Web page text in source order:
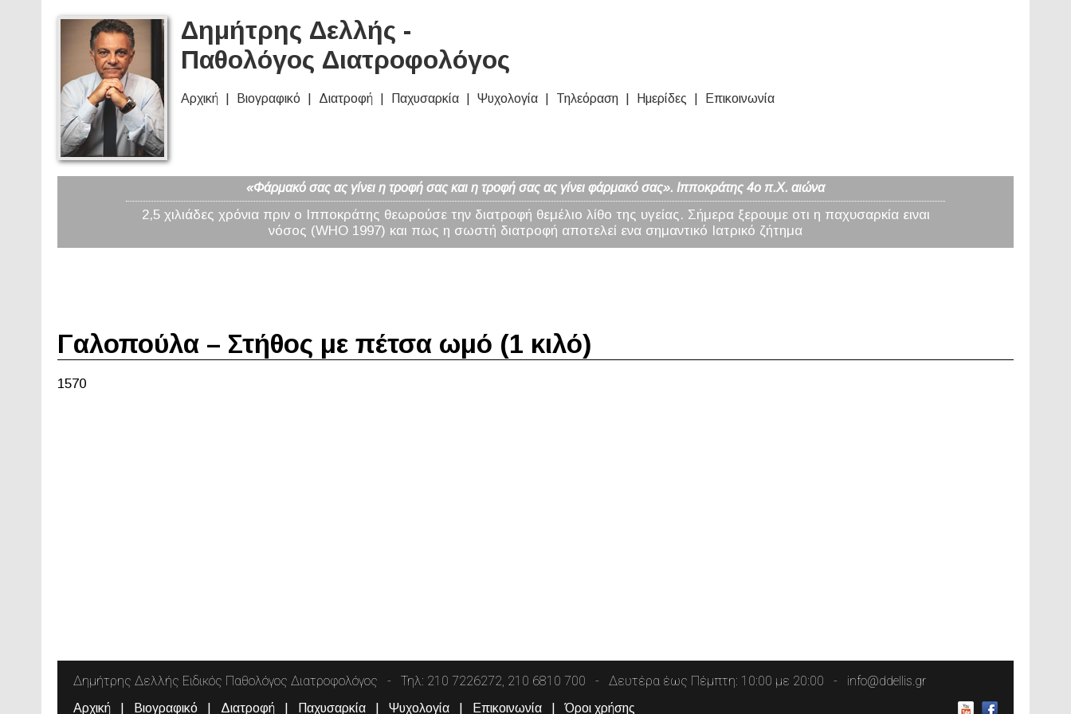
Δημήτρης Δελλής -
Παθολόγος Διατροφολόγος
Αρχική Βιογραφικό Διατροφή Παχυσαρκία Ψυχολογία Τηλεόραση Ημερίδες Επικοινωνία
«Φάρμακό σας ας γίνει η τροφή σας και η τροφή σας ας γίνει φάρμακό σας». Ιπποκράτης 4ο π.Χ. αιώνα
2,5 χιλιάδες χρόνια πριν ο Ιπποκράτης θεωρούσε την διατροφή θεμέλιο λίθο της υγείας. Σήμερα ξερουμε οτι η παχυσαρκία ειναι
νόσος (WHO 1997) και πως η σωστή διατροφή αποτελεί ενα σημαντικό Ιατρικό ζήτημα
Γαλοπούλα – Στήθος με πέτσα ωμό (1 κιλό)
1570
Δημήτρης Δελλής Ειδικός Παθολόγος Διατροφολόγος Τηλ: 210 7226272, 210 6810 700 Δευτέρα έως Πέμπτη: 10:00 με 20:00 info@ddellis.gr
Αρχική Βιογραφικό Διατροφή Παχυσαρκία Ψυχολογία Επικοινωνία Όροι χρήσης